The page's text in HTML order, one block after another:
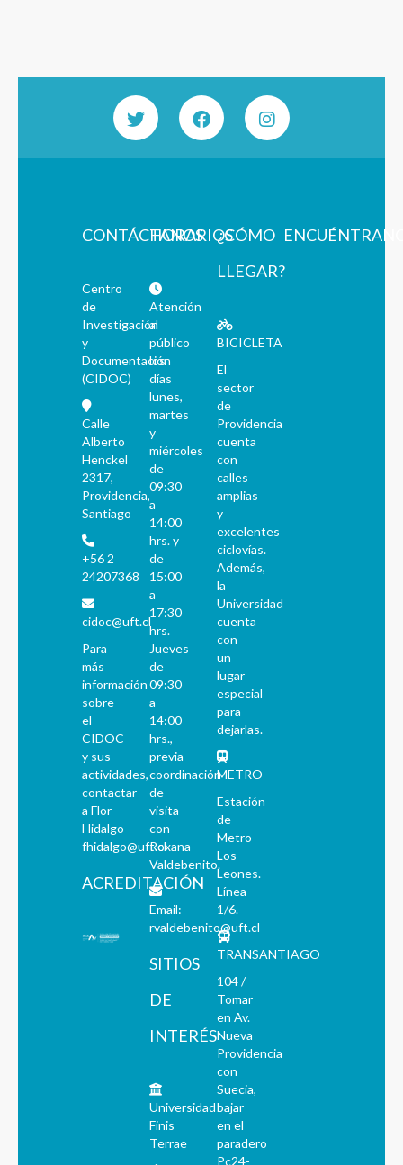
CONTÁCTANOS
Centro
de
Investigación
y
Documentación
(CIDOC)
Calle
Alberto
Henckel
2317,
Providencia,
Santiago
+56 2
24207368
cidoc@uft.cl
Para
más
información
sobre
el
CIDOC
y sus
actividades,
contactar
a Flor
Hidalgo
fhidalgo@uft.cl
ACREDITACIÓN
HORARIOS
Atención
al
público
los
días
lunes,
martes
y
miércoles
de
09:30
a
14:00
hrs. y
de
15:00
a
17:30
hrs.
Jueves
de
09:30
a
14:00
hrs.,
previa
coordinación
de
visita
con
Roxana
Valdebenito.
Email:
rvaldebenito@uft.cl
SITIOS
DE
INTERÉS
Universidad
Finis
Terrae
¿CÓMO
LLEGAR?
BICICLETA
El
sector
de
Providencia
cuenta
con
calles
amplias
y
excelentes
ciclovías.
Además,
la
Universidad
cuenta
con
un
lugar
especial
para
dejarlas.
METRO
Estación
de
Metro
Los
Leones.
Línea
1/6.
TRANSANTIAGO
104 /
Tomar
en Av.
Nueva
Providencia
con
Suecia,
bajar
en el
paradero
Pc24-